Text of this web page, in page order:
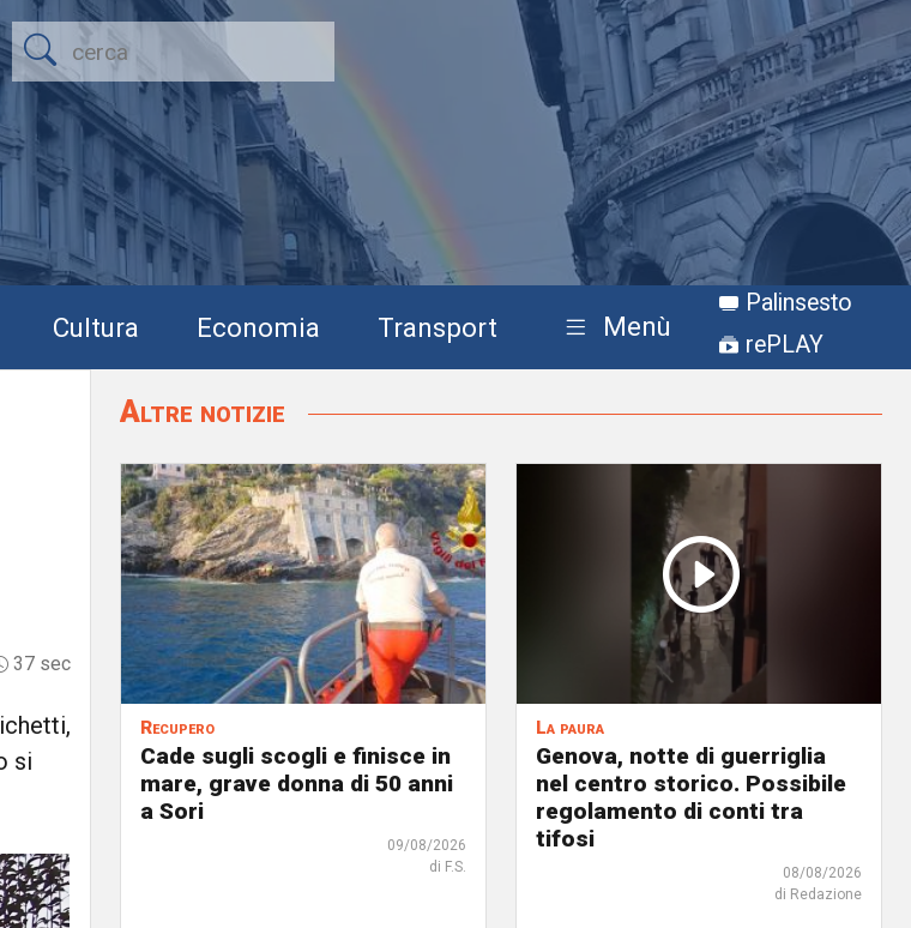
Cultura Economia Transport Menù
Palinsesto
rePLAY
37 sec
si
Altre notizie
Recupero
Cade sugli scogli e finisce in
mare, grave donna di 50 anni
a Sori
09/08/2026
di F.S.
La paura
Genova, notte di guerriglia
nel centro storico. Possibile
regolamento di conti tra
tifosi
08/08/2026
di Redazione